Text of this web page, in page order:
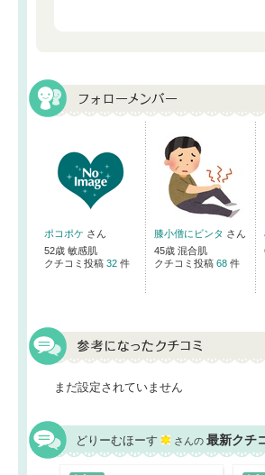
ポコポケ さん
52歳 敏感肌
クチコミ投稿 32 件
膝小僧にビンタ さん
45歳 混合肌
クチコミ投稿 68 件
まだ設定されていません
どりーむほーす さんの 最新クチ